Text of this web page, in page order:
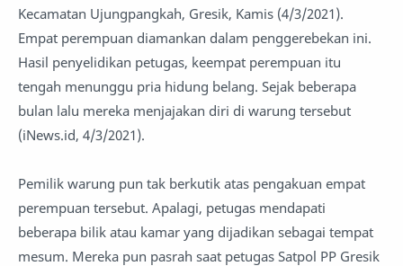
Kecamatan Ujungpangkah, Gresik, Kamis (4/3/2021).
Empat perempuan diamankan dalam penggerebekan ini.
Hasil penyelidikan petugas, keempat perempuan itu
tengah menunggu pria hidung belang. Sejak beberapa
bulan lalu mereka menjajakan diri di warung tersebut
(iNews.id, 4/3/2021).
Pemilik warung pun tak berkutik atas pengakuan empat
perempuan tersebut. Apalagi, petugas mendapati
beberapa bilik atau kamar yang dijadikan sebagai tempat
mesum. Mereka pun pasrah saat petugas Satpol PP Gresik